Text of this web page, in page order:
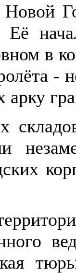
Новой
в
-